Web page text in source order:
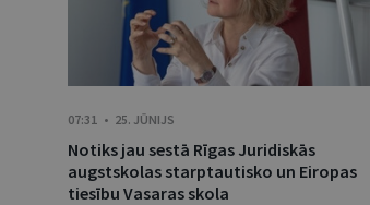
07:31 • 25. JŪNIJS
Notiks jau sestā Rīgas Juridiskās
augstskolas starptautisko un Eiropas
tiesību Vasaras skola